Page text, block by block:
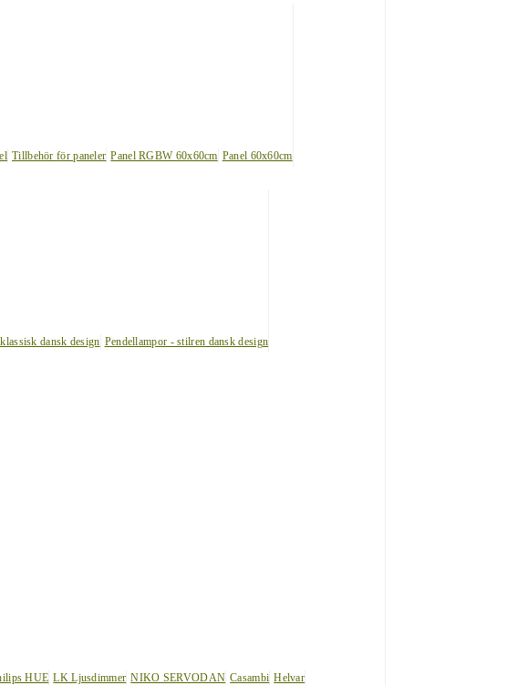
Tillbehör för paneler Panel RGBW 60x60cm Panel 60x60cm
dansk design Pendellampor - stilren dansk design
HUE LK Ljusdimmer NIKO SERVODAN Casambi Helvar